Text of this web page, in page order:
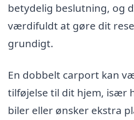
betydelig beslutning, og
værdifuldt at gøre dit
grundigt.
En dobbelt carport kan
tilføjelse til dit hjem, især
biler eller ønsker ekstra